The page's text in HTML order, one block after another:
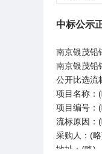
中标公示
南京银茂铅
南京银茂铅
公开比选流
项目名称：
项目编号：
流标原因：
采购人：(
地址：(略)